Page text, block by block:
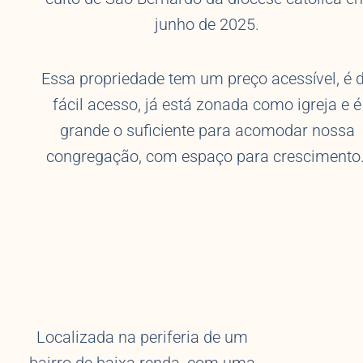
junho de 2025.
Essa propriedade tem um preço acessível, é
fácil acesso, já está zonada como igreja e é
grande o suficiente para acomodar nossa
congregação, com espaço para
Localizada na periferia de um